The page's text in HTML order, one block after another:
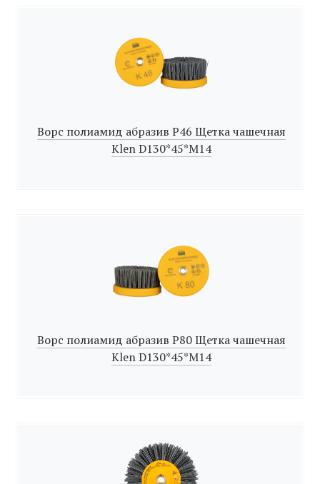
Ворс полиамид абразив Р46 Щетка чашечная
Klen D130*45*M14
Ворс полиамид абразив Р80 Щетка чашечная
Klen D130*45*M14